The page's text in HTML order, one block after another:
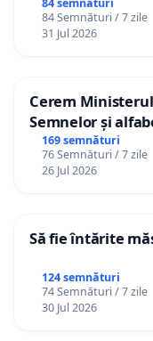
84 semnături
84 Semnături / 7 zile
31 Jul 2026
Cerem
Semnelor și
Republica
169 semnături
76 Semnături / 7 zile
26 Jul 2026
Să fie întărite
124 semnături
74 Semnături / 7 zile
30 Jul 2026